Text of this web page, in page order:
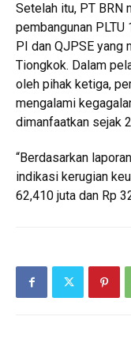
Setelah itu, PT BRN
pembangunan
PI dan QJPSE yang
Tiongkok. Dalam
oleh pihak ketiga,
mengalami
dimanfaatkan sejak
“Berdasarkan
indikasi kerugian
62,410 juta dan Rp